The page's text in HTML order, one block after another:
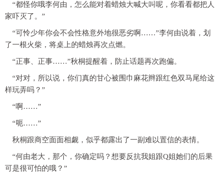
“都怪你哦李何由，怎么能对着蜡烛大喊大叫呢，你看看都把人
家吓灭了。”
“可怜少年你会不会性格意外地很恶劣啊……”李何由说着，划
了一根火柴，将桌上的蜡烛再次点燃。
“正事、正事……”秋桐提醒着，防止话题再次跑偏。
“对对，所以说，你们真的甘心被围巾麻花辫跟红色双马尾给这
样玩弄吗？”
“啊……”
“呃……”
秋桐跟商空面面相觑，似乎都露出了一副难以置信的表情。
“何由老大，那个，你确定吗？想要反抗我姐跟Q姐她们的后果
可是很可怕的哦？”